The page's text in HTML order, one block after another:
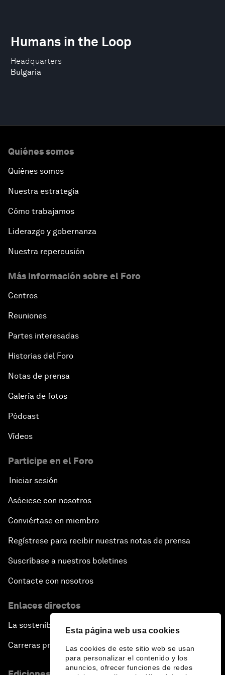
Esta página web usa cookies
Las cookies de este sitio web se usan
para personalizar el contenido y los
anuncios, ofrecer funciones de redes
Headquarters
Bulgaria
Humans in the Loop
Quiénes somos
Quiénes somos
Nuestra estrategia
Cómo trabajamos
Liderazgo y gobernanza
Nuestra repercusión
Más información sobre el Foro
Centros
Reuniones
Partes interesadas
Historias del Foro
Notas de prensa
Galería de fotos
Pódcast
Vídeos
Participe en el Foro
Iniciar sesión
Asóciese con nosotros
Conviértase en miembro
Regístrese para recibir nuestras notas de prensa
Suscríbase a nuestros boletines
Contacte con nosotros
Enlaces directos
La sostenibilidad en el Foro
Carreras profesionales